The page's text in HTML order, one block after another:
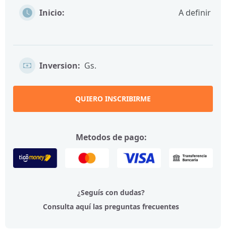
Inicio: A definir
Inversion: Gs.
QUIERO INSCRIBIRME
Metodos de pago:
¿Seguís con dudas?
Consulta aquí las preguntas frecuentes